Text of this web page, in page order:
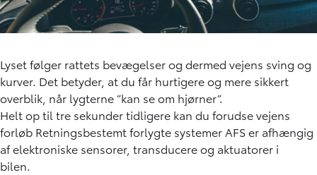
Lyset følger rattets bevægelser og dermed vejens sving og
kurver. Det betyder, at du får hurtigere og mere sikkert
overblik, når lygterne ”kan se om hjørner”.
Helt op til tre sekunder tidligere kan du forudse vejens
forløb Retningsbestemt forlygte systemer AFS er afhængig
af elektroniske sensorer, transducere og aktuatorer i
bilen.